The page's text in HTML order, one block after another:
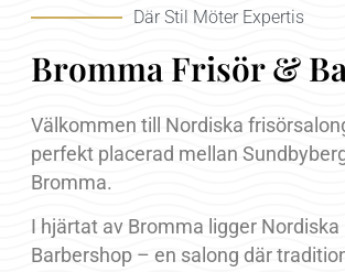
Där Stil Möter Expertis
Bromma Frisör &
Välkommen till Nordiska
perfekt placerad mellan
Bromma.
I hjärtat av Bromma ligger Nordiska
Barbershop – en salong där